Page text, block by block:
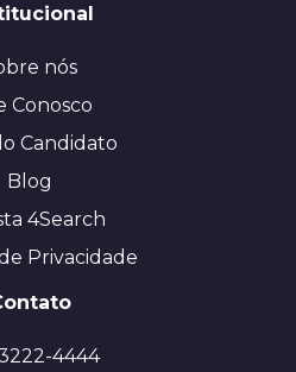
nós
Conosco
Candidato
Blog
4Search
Privacidade
4444